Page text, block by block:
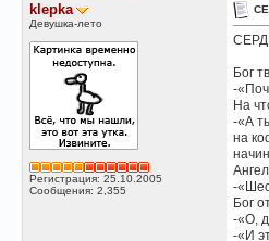
klepka
Девушка-лето
Регистрация: 25.10.2005
Сообщения: 2,355
Бог
-
На
-«А
на
-
Бог
-«О,
-«И